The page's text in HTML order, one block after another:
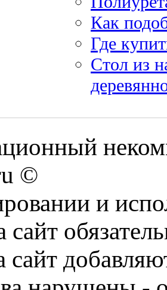
Как
Где
Стол из
©
и
сайт
сайт